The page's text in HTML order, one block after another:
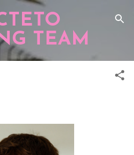
o conteúdo principal
TEAM